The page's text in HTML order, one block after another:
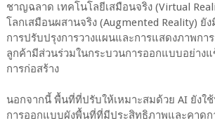
ชาญฉลาด เทคโนโลยีเสมือนจริง (Virtual
โลกเสมือนผสานจริง (Augmented Reality)
การปรับปรุงการวางแผนและการแสดงภาพกา
ลูกค้ามีส่วนร่วมในกระบวนการออกแบบอย่าง
การก่อสร้าง
นอกจากนี้ พื้นที่ที่ปรับให้เหมาะสมด้วย AI ยัง
การออกแบบผังพื้นที่ที่มีประสิทธิภาพและคาด